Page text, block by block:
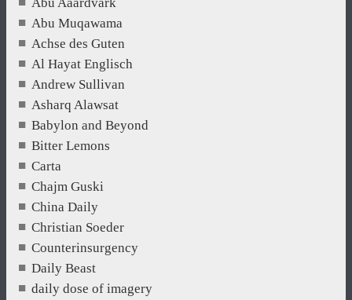
Abu Muqawama
Achse des Guten
Al Hayat Englisch
Andrew Sullivan
Asharq Alawsat
Babylon and Beyond
Bitter Lemons
Carta
Chajm Guski
China Daily
Christian Soeder
Counterinsurgency
Daily Beast
daily dose of imagery